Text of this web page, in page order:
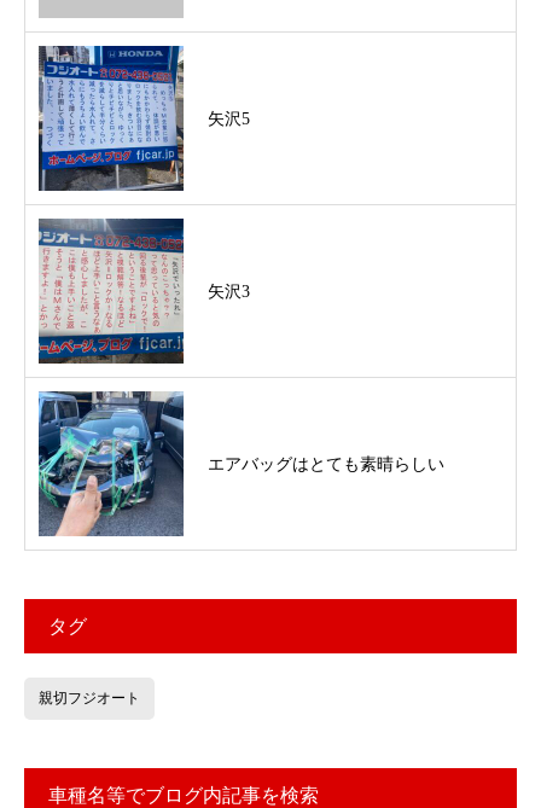
矢沢5
矢沢3
エアバッグはとても素晴らしい
タグ
親切フジオート
車種名等でブログ内記事を検索